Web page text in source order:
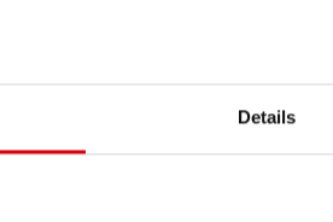
Details
niski poziom